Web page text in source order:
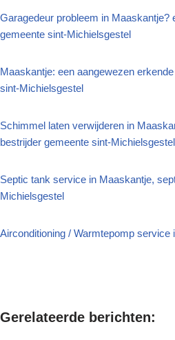
Garagedeur probleem in Maaskantje?
gemeente sint-Michielsgestel
Maaskantje: een aangewezen
sint-Michielsgestel
Schimmel laten verwijderen in
bestrijder gemeente sint-Michielsgestel
Septic tank service in Maaskantje,
Michielsgestel
Airconditioning / Warmtepomp service
Gerelateerde berichten: